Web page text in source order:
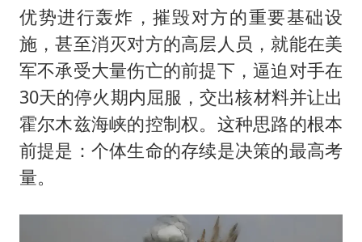
优势进行轰炸，摧毁对方的重要基础设
施，甚至消灭对方的高层人员，就能在美
军不承受大量伤亡的前提下，逼迫对手在
30天的停火期内屈服，交出核材料并让出
霍尔木兹海峡的控制权。这种思路的根本
前提是：个体生命的存续是决策的最高考
量。